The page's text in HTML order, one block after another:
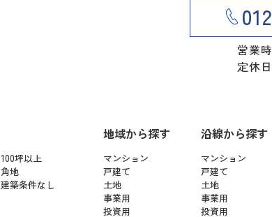
営業
定休
100坪以上
角地
建築条件なし
地域から探す
マンション
戸建て
土地
事業用
投資用
沿線から探す
マンション
戸建て
土地
事業用
投資用